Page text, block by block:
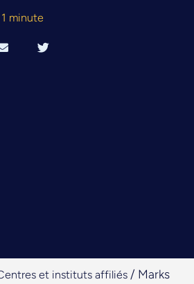
1 minute
et instituts affiliés / Marks